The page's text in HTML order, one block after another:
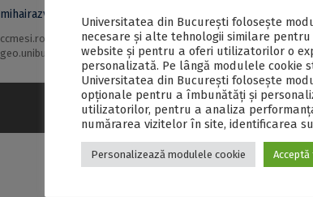
mihairazvan.nita@g.unibuc.ro
ccmesi.ro
geo.unibuc.ro
Universitatea din București folosește
necesare și alte tehnologii similare
website și pentru a oferi utilizatorilor o
personalizată. Pe lângă modulele cookie
Universitatea din București folosește
opționale pentru a îmbunătăți și
utilizatorilor, pentru a analiza
numărarea vizitelor în site, identificarea
Personalizează modulele cookie